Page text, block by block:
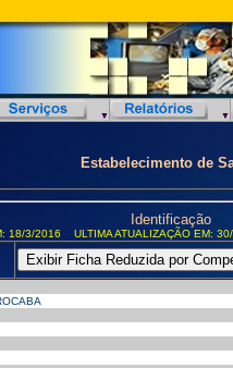
Estabelecimento de
Identificação
18/3/2016 ULTIMA ATUALIZAÇÃO EM: